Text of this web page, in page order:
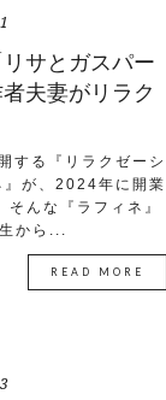
リサとガスパー
夫妻がリラク
する『リラクゼーシ
』が、2024年に開業
んな『ラフィネ』
から...
READ MORE